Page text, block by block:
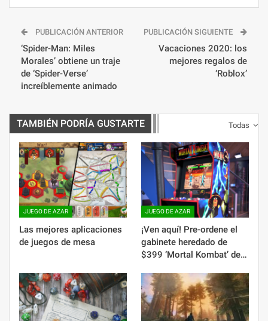
PUBLICACIÓN ANTERIOR
‘Spider-Man: Miles
Morales’ obtiene un traje
de ‘Spider-Verse’
increíblemente animado
PUBLICACIÓN SIGUIENTE
Vacaciones 2020: los
mejores regalos de
‘Roblox’
Todas
TAMBIÉN PODRÍA GUSTARTE
JUEGO DE AZAR
Las mejores aplicaciones
de juegos de mesa
JUEGO DE AZAR
¡Ven aquí! Pre-ordene el
gabinete heredado de
$399 ‘Mortal Kombat’ de…